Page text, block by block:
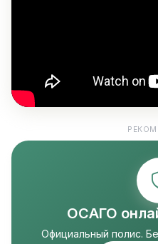
ОСАГО
Официальный полис.